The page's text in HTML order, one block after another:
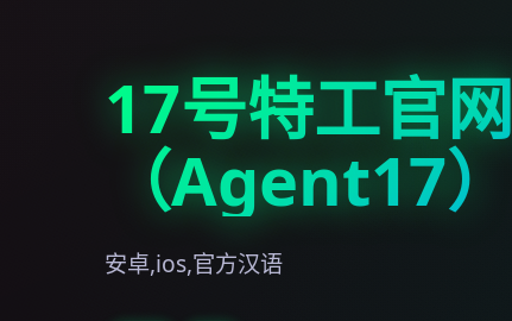
17号特工官网
（Agent17）
安卓,ios,官方汉语